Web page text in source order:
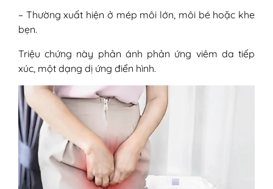
– Thường xuất hiện ở mép môi lớn, môi bé hoặc khe
bẹn.
Triệu chứng này phản ánh phản ứng viêm da tiếp
xúc, một dạng dị ứng điển hình.